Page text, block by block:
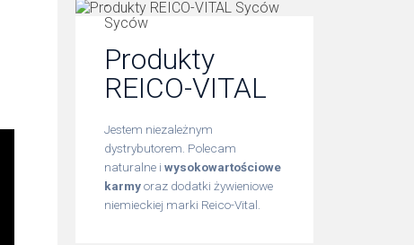
Produkty
REICO-VITAL
Jestem niezależnym
dystrybutorem. Polecam
naturalne i wysokowartościowe
karmyoraz dodatki żywieniowe
niemieckiej marki Reico-Vital.